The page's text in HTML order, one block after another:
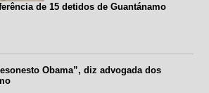
de 15 detidos de Guantánamo
Obama”, diz advogada dos